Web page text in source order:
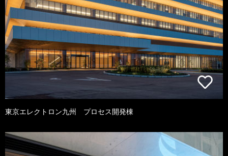
東京エレクトロン九州 プロセス開発棟